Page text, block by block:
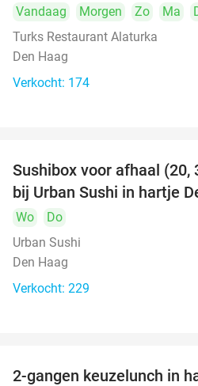
Vandaag Morgen Zo Ma
Turks Restaurant Alaturka
Den Haag
Verkocht: 174
Sushibox voor afhaal (20,
bij Urban Sushi in hartje
Wo
Do
Urban Sushi
Den Haag
Verkocht: 229
2-gangen keuzelunch in